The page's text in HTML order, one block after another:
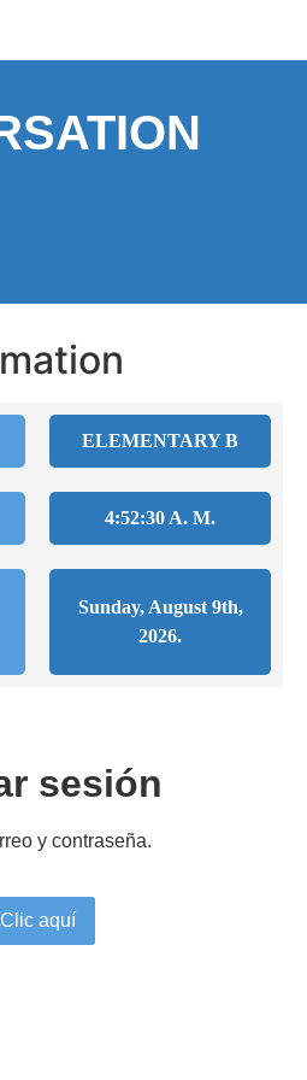
ELEMENTARY B
4:52:30 A. M.
Sunday, August 9th,
2026.
sesión
y contraseña.
Clic aquí